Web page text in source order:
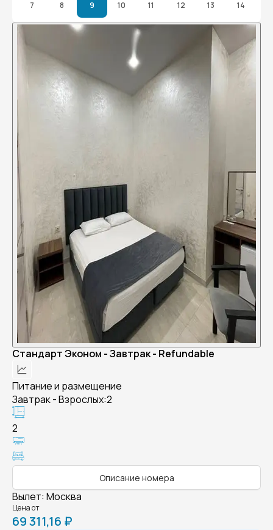
7 8 9 10 11 12 13 14
Стандарт Эконом - Завтрак - Refundable
Питание и размещение
Завтрак - Взрослых:2
2
Описание номера
Вылет: Москва
Цена от
69 311,16 ₽